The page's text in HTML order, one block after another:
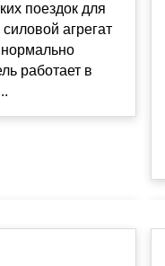
поездок для
агрегат
нормально
работает в